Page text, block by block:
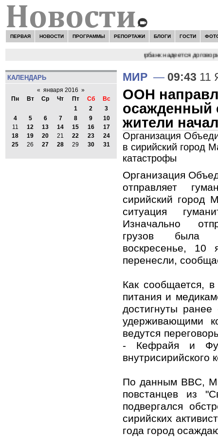
ПЕРВАЯ НОВОСТИ ПРОГРАММЫ РЕПОРТАЖИ БЛОГИ ГОСТИ
Сбербанк надеется
КАЛЕНДАРЬ
« января 2016 »
Пн
Вт Ср Чт Пт Сб
Вс
1
2
3
4
5 6 7 8 9
10
11
12 13 14 15 16
17
18
19 20 21 22 23
24
25
26 27 28 29 30 31
МИР — 09:43 11
ООН
осажденный
жители
Организация
в сирийский город
катастрофы
Организация
отправляет
сирийский город
ситуация
Изначально
грузов была
воскресенье,
перенесли,
Как сообщается, в
питания и
достигнуты
удерживающими
ведутся
- Кефрайя и
внутрисирийского
По данным BBC,
повстанцев из
подвергался
сирийских
года город